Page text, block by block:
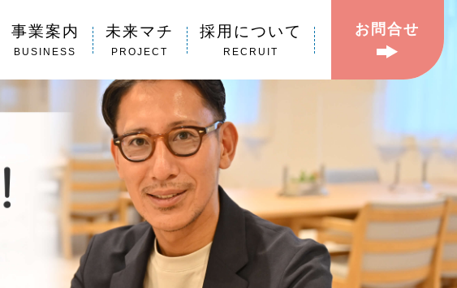
事業案内
BUSINESS
未来マチ
PROJECT
採用について
RECRUIT
お問合せ